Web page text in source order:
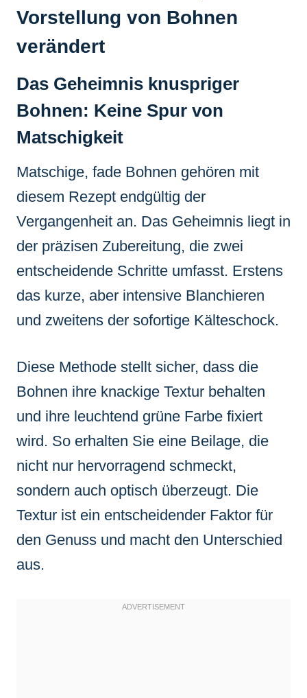
Vorstellung von Bohnen
verändert
Das Geheimnis knuspriger
Bohnen: Keine Spur von
Matschigkeit
Matschige, fade Bohnen gehören mit
diesem Rezept endgültig der
Vergangenheit an. Das Geheimnis liegt in
der präzisen Zubereitung, die zwei
entscheidende Schritte umfasst. Erstens
das kurze, aber intensive Blanchieren
und zweitens der sofortige Kälteschock.
Diese Methode stellt sicher, dass die
Bohnen ihre knackige Textur behalten
und ihre leuchtend grüne Farbe fixiert
wird. So erhalten Sie eine Beilage, die
nicht nur hervorragend schmeckt,
sondern auch optisch überzeugt. Die
Textur ist ein entscheidender Faktor für
den Genuss und macht den Unterschied
aus.